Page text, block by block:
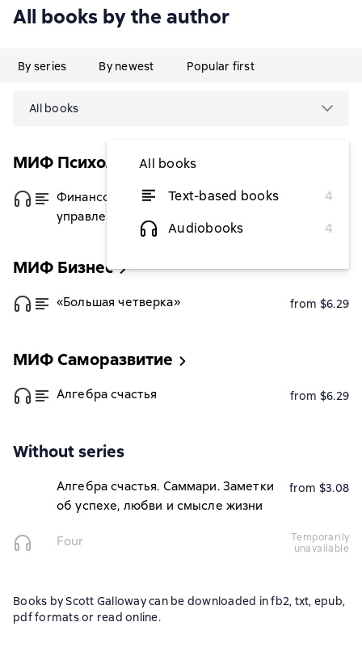
All books by the author
By series By newest Popular first
All books
All books
Text-based books
4
Audiobooks
4
МИФ Психология
Финансовый стоицизм. Принципы
управления деньгами
from $6.29
МИФ Бизнес
«Большая четверка» from $6.29
МИФ Саморазвитие
Алгебра счастья from $6.29
Without series
Алгебра счастья. Саммари. Заметки
об успехе, любви и смысле жизни
from $3.08
Four
temporarily
unavailable
Books by Scott Galloway can be downloaded in fb2, txt, epub,
pdf formats or read online.